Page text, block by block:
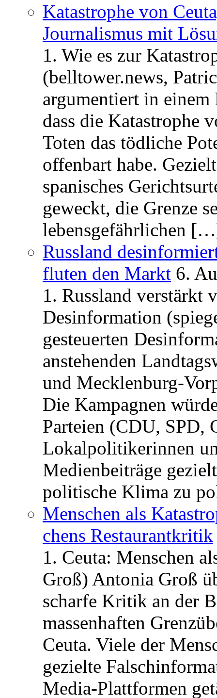
Katastrophe von
Journalismus mit
1. Wie es zur
(belltower.news,
argumentiert in
dass die Katastrophe
Toten das tödliche
offenbart habe.
spanisches
geweckt, die Grenze
lebensgefährlichen
Russland
fluten den Markt 6.
1. Russland verstärkt
Desinformation
gesteuerten
anstehenden
und Mecklenburg-
Die Kampagnen
Parteien (CDU, SPD,
Lokalpolitikerinnen
Medienbeiträge
politische Klima zu
Menschen als
chens Restau­rant­kritik
1. Ceuta: Menschen
Groß) Antonia Groß
scharfe Kritik an der
massenhaften
Ceuta. Viele der
gezielte
Media-Plattformen